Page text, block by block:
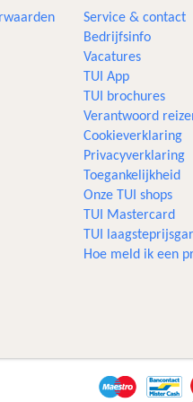
Service & contact
Bedrijfsinfo
Vacatures
TUI App
TUI brochures
Verantwoord
Cookieverklaring
Privacyverklaring
Toegankelijkheid
Onze TUI shops
TUI Mastercard
TUI
Hoe meld ik een